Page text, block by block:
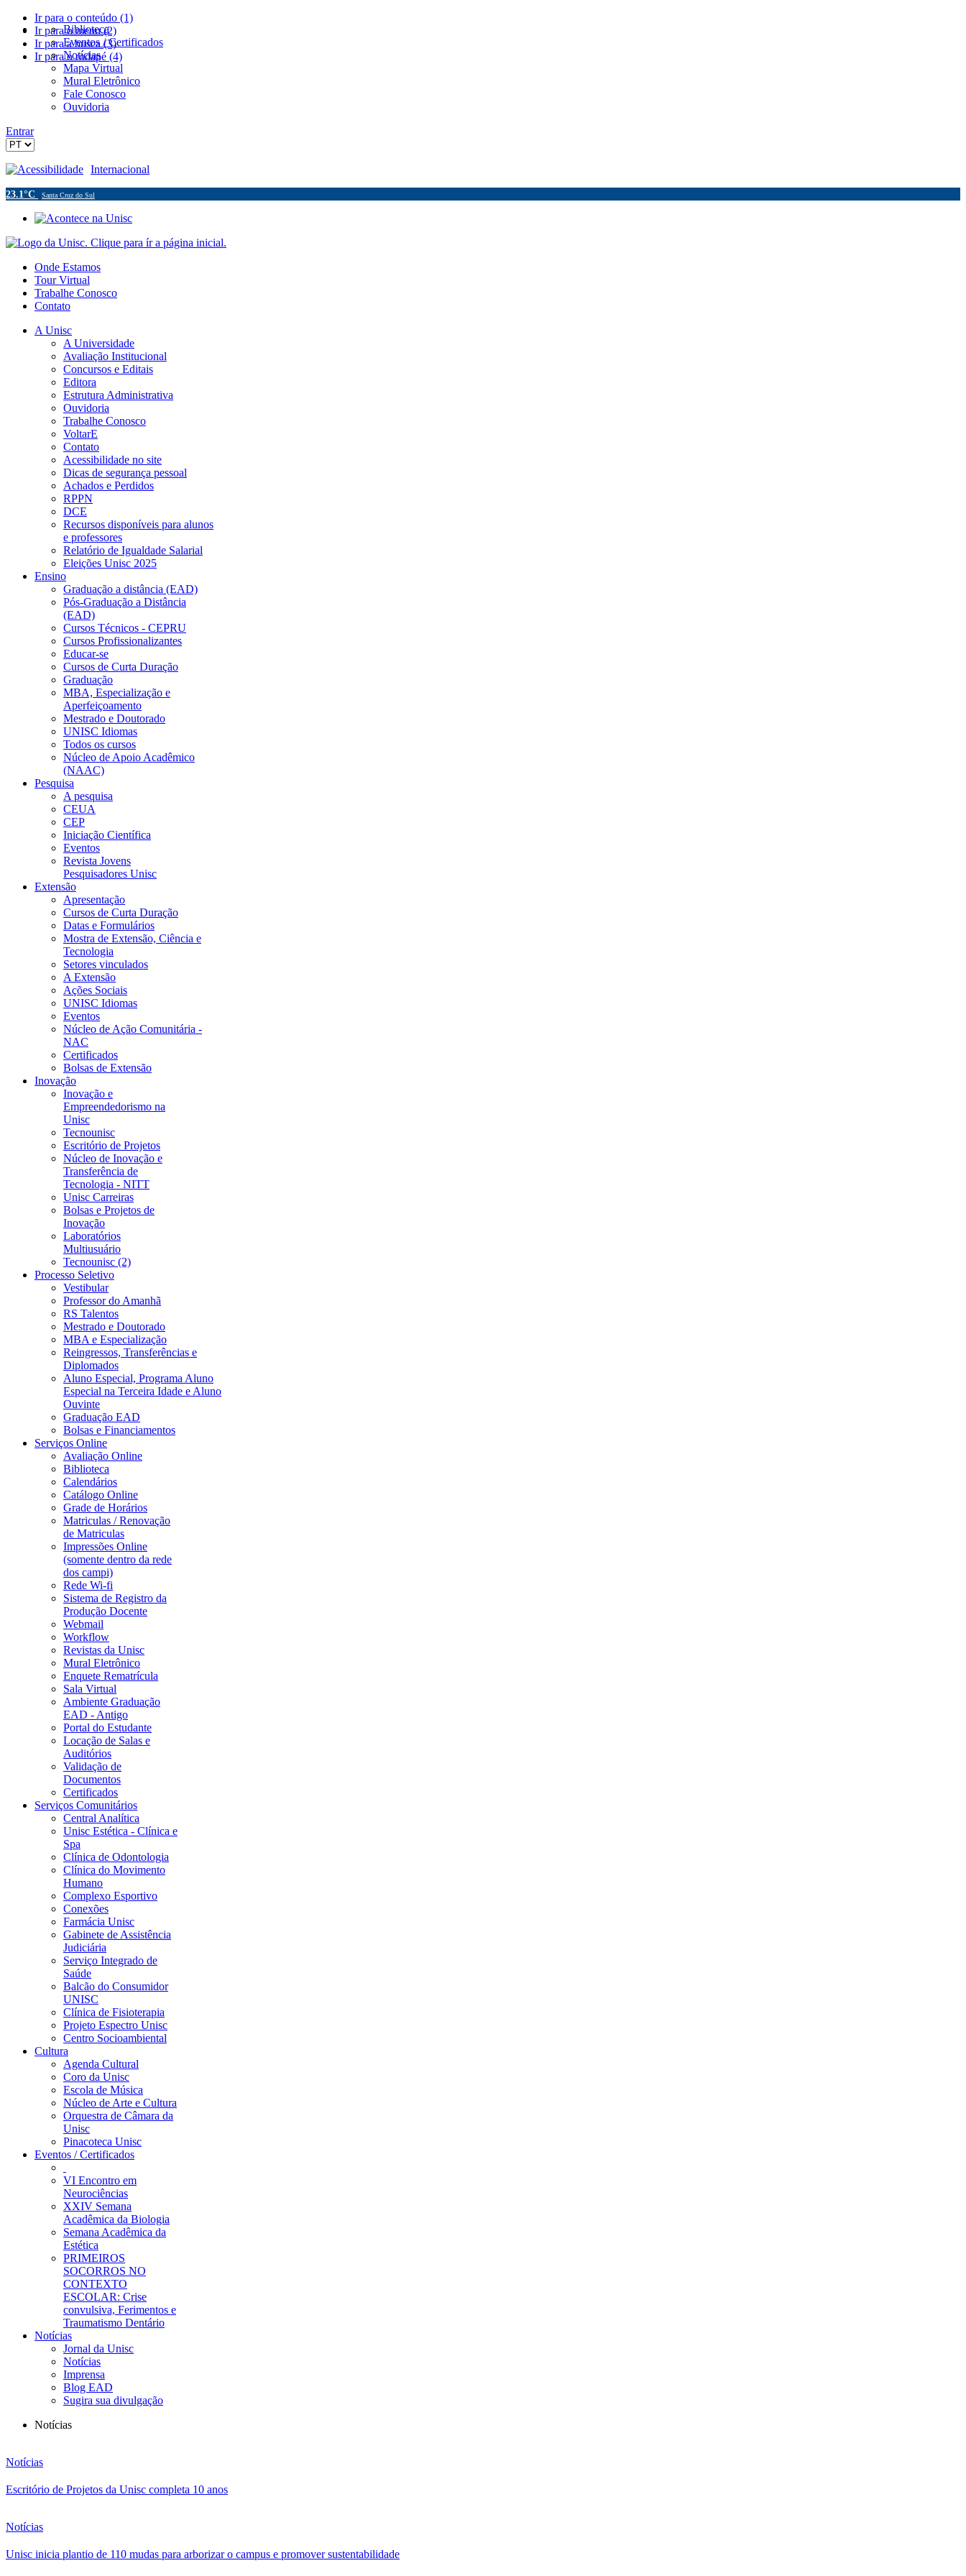
Ir para o conteúdo (1)
Ir para o menu (2)
Ir para a busca (3)
Ir para o rodapé (4)
Biblioteca
Eventos / Certificados
Notícias
Mapa Virtual
Mural Eletrônico
Fale Conosco
Ouvidoria
Entrar
Acessibilidade Internacional
23.1°C Santa Cruz do Sul
Onde Estamos
Tour Virtual
Trabalhe Conosco
Contato
A Unisc
A Universidade
Avaliação Institucional
Concursos e Editais
Editora
Estrutura Administrativa
Ouvidoria
Trabalhe Conosco
VoltarE
Contato
Acessibilidade no site
Dicas de segurança pessoal
Achados e Perdidos
RPPN
DCE
Recursos disponíveis para alunos
e professores
Relatório de Igualdade Salarial
Eleições Unisc 2025
Ensino
Graduação a distância (EAD)
Pós-Graduação a Distância
(EAD)
Cursos Técnicos - CEPRU
Cursos Profissionalizantes
Educar-se
Cursos de Curta Duração
Graduação
MBA, Especialização e
Aperfeiçoamento
Mestrado e Doutorado
UNISC Idiomas
Todos os cursos
Núcleo de Apoio Acadêmico
(NAAC)
Pesquisa
A pesquisa
CEUA
CEP
Iniciação Científica
Eventos
Revista Jovens
Pesquisadores Unisc
Extensão
Apresentação
Cursos de Curta Duração
Datas e Formulários
Mostra de Extensão, Ciência e
Tecnologia
Setores vinculados
A Extensão
Ações Sociais
UNISC Idiomas
Eventos
Núcleo de Ação Comunitária -
NAC
Certificados
Bolsas de Extensão
Inovação
Inovação e
Empreendedorismo na
Unisc
Tecnounisc
Escritório de Projetos
Núcleo de Inovação e
Transferência de
Tecnologia - NITT
Unisc Carreiras
Bolsas e Projetos de
Inovação
Laboratórios
Multiusuário
Tecnounisc (2)
Processo Seletivo
Vestibular
Professor do Amanhã
RS Talentos
Mestrado e Doutorado
MBA e Especialização
Reingressos, Transferências e
Diplomados
Aluno Especial, Programa Aluno
Especial na Terceira Idade e Aluno
Ouvinte
Graduação EAD
Bolsas e Financiamentos
Serviços Online
Avaliação Online
Biblioteca
Calendários
Catálogo Online
Grade de Horários
Matriculas / Renovação
de Matriculas
Impressões Online
(somente dentro da rede
dos campi)
Rede Wi-fi
Sistema de Registro da
Produção Docente
Webmail
Workflow
Revistas da Unisc
Mural Eletrônico
Enquete Rematrícula
Sala Virtual
Ambiente Graduação
EAD - Antigo
Portal do Estudante
Locação de Salas e
Auditórios
Validação de
Documentos
Certificados
Serviços Comunitários
Central Analítica
Unisc Estética - Clínica e
Spa
Clínica de Odontologia
Clínica do Movimento
Humano
Complexo Esportivo
Conexões
Farmácia Unisc
Gabinete de Assistência
Judiciária
Serviço Integrado de
Saúde
Balcão do Consumidor
UNISC
Clínica de Fisioterapia
Projeto Espectro Unisc
Centro Socioambiental
Cultura
Agenda Cultural
Coro da Unisc
Escola de Música
Núcleo de Arte e Cultura
Orquestra de Câmara da
Unisc
Pinacoteca Unisc
Eventos / Certificados
VI Encontro em
Neurociências
XXIV Semana
Acadêmica da Biologia
Semana Acadêmica da
Estética
PRIMEIROS
SOCORROS NO
CONTEXTO
ESCOLAR: Crise
convulsiva, Ferimentos e
Traumatismo Dentário
Notícias
Jornal da Unisc
Notícias
Imprensa
Blog EAD
Sugira sua divulgação
Notícias
Notícias
Escritório de Projetos da Unisc completa 10 anos
Notícias
Unisc inicia plantio de 110 mudas para arborizar o campus e promover sustentabilidade